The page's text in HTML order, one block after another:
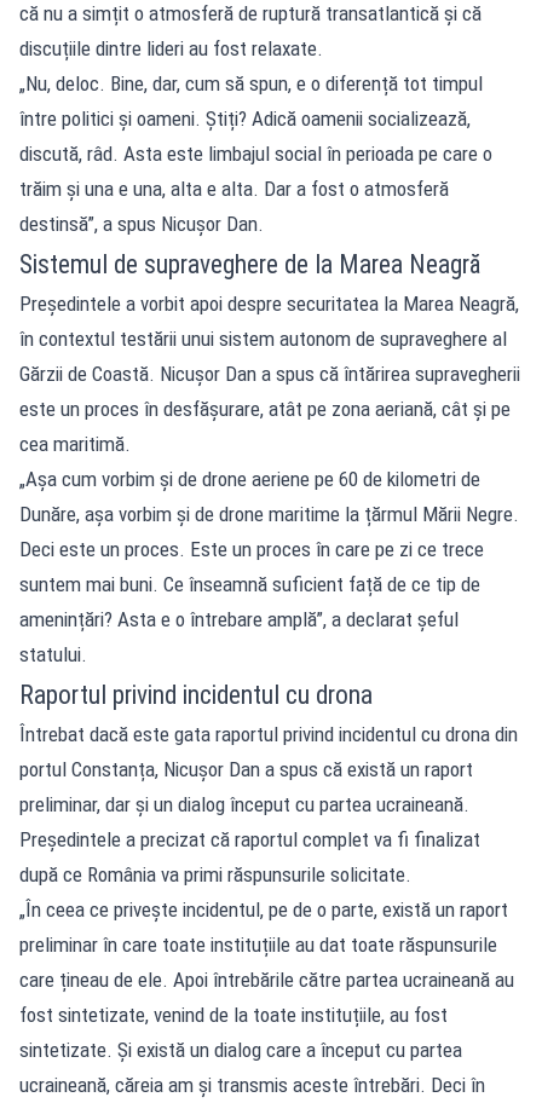
că nu a simțit o atmosferă de ruptură transatlantică și că
discuțiile dintre lideri au fost relaxate.
„Nu, deloc. Bine, dar, cum să spun, e o diferență tot timpul
între politici și oameni. Știți? Adică oamenii socializează,
discută, râd. Asta este limbajul social în perioada pe care o
trăim și una e una, alta e alta. Dar a fost o atmosferă
destinsă”, a spus Nicușor Dan.
Sistemul de supraveghere de la Marea Neagră
Președintele a vorbit apoi despre securitatea la Marea Neagră,
în contextul testării unui sistem autonom de supraveghere al
Gărzii de Coastă. Nicușor Dan a spus că întărirea supravegherii
este un proces în desfășurare, atât pe zona aeriană, cât și pe
cea maritimă.
„Așa cum vorbim și de drone aeriene pe 60 de kilometri de
Dunăre, așa vorbim și de drone maritime la țărmul Mării Negre.
Deci este un proces. Este un proces în care pe zi ce trece
suntem mai buni. Ce înseamnă suficient față de ce tip de
amenințări? Asta e o întrebare amplă”, a declarat șeful
statului.
Raportul privind incidentul cu drona
Întrebat dacă este gata raportul privind incidentul cu drona din
portul Constanța, Nicușor Dan a spus că există un raport
preliminar, dar și un dialog început cu partea ucraineană.
Președintele a precizat că raportul complet va fi finalizat
după ce România va primi răspunsurile solicitate.
„În ceea ce privește incidentul, pe de o parte, există un raport
preliminar în care toate instituțiile au dat toate răspunsurile
care țineau de ele. Apoi întrebările către partea ucraineană au
fost sintetizate, venind de la toate instituțiile, au fost
sintetizate. Și există un dialog care a început cu partea
ucraineană, căreia am și transmis aceste întrebări. Deci în